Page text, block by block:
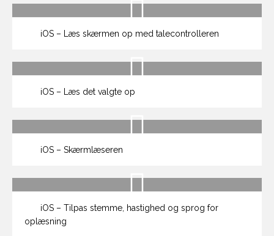
iOS – Læs skærmen op med talecontrolleren
iOS – Læs det valgte op
iOS – Skærmlæseren
iOS – Tilpas stemme, hastighed og sprog for
oplæsning